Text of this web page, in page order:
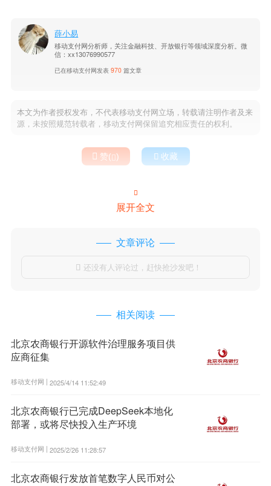
薛小易
移动支付网分析师，关注金融科技、开放银行等领域深度分析。微
信：xx13076990577
已在移动支付网发表970 篇文章
本文为作者授权发布，不代表移动支付网立场，转载请注明作者及来
源，未按照规范转载者，移动支付网保留追究相应责任的权利。
 赞()  收藏

展开全文
文章评论
 还没有人评论过，赶快抢沙发吧！
相关阅读
北京农商银行开源软件治理服务项目供
应商征集
移动支付网 | 2025/4/14 11:52:49
北京农商银行已完成DeepSeek本地化
部署，或将尽快投入生产环境
移动支付网 | 2025/2/26 11:28:57
北京农商银行发放首笔数字人民币对公